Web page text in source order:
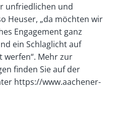
unfriedlichen und
Heuser, „da möchten wir
Engagement ganz
ein Schlaglicht auf
Mehr zur
finden Sie auf der
https://www.aachener-